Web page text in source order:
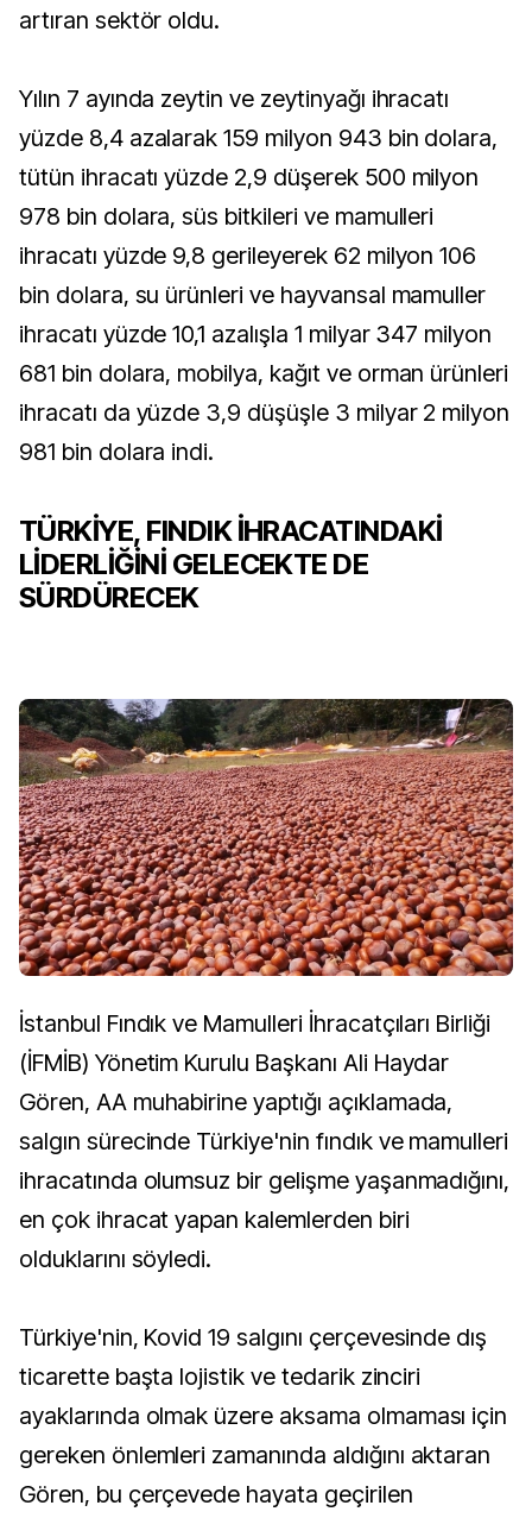
artıran sektör oldu.
Yılın 7 ayında zeytin ve zeytinyağı ihracatı
yüzde 8,4 azalarak 159 milyon 943 bin dolara,
tütün ihracatı yüzde 2,9 düşerek 500 milyon
978 bin dolara, süs bitkileri ve mamulleri
ihracatı yüzde 9,8 gerileyerek 62 milyon 106
bin dolara, su ürünleri ve hayvansal mamuller
ihracatı yüzde 10,1 azalışla 1 milyar 347 milyon
681 bin dolara, mobilya, kağıt ve orman ürünleri
ihracatı da yüzde 3,9 düşüşle 3 milyar 2 milyon
981 bin dolara indi.
TÜRKİYE, FINDIK İHRACATINDAKİ
LİDERLİĞİNİ GELECEKTE DE
SÜRDÜRECEK
İstanbul Fındık ve Mamulleri İhracatçıları Birliği
(İFMİB) Yönetim Kurulu Başkanı Ali Haydar
Gören, AA muhabirine yaptığı açıklamada,
salgın sürecinde Türkiye'nin fındık ve mamulleri
ihracatında olumsuz bir gelişme yaşanmadığını,
en çok ihracat yapan kalemlerden biri
olduklarını söyledi.
Türkiye'nin, Kovid 19 salgını çerçevesinde dış
ticarette başta lojistik ve tedarik zinciri
ayaklarında olmak üzere aksama olmaması için
gereken önlemleri zamanında aldığını aktaran
Gören, bu çerçevede hayata geçirilen